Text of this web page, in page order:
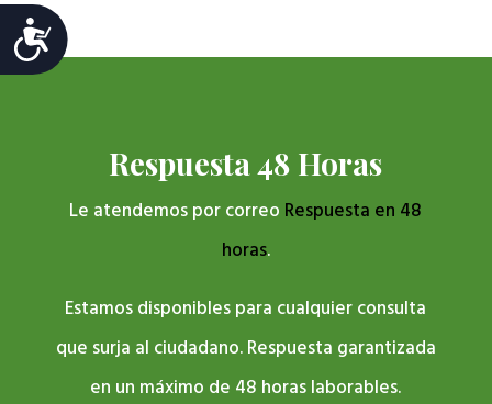
Accesibilidad
Respuesta 48 Horas
Le atendemos por correo Respuesta en 48
horas.
Estamos disponibles para cualquier consulta
que surja al ciudadano. Respuesta garantizada
en un máximo de 48 horas laborables.